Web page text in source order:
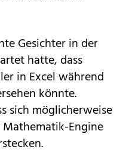
Gesichter in der
hatte, dass
in Excel während
könnte.
sich möglicherweise
Engine